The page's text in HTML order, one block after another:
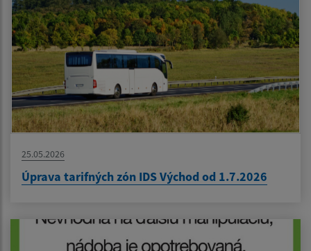
25.05.2026
Úprava tarifných zón IDS Východ od 1.7.2026